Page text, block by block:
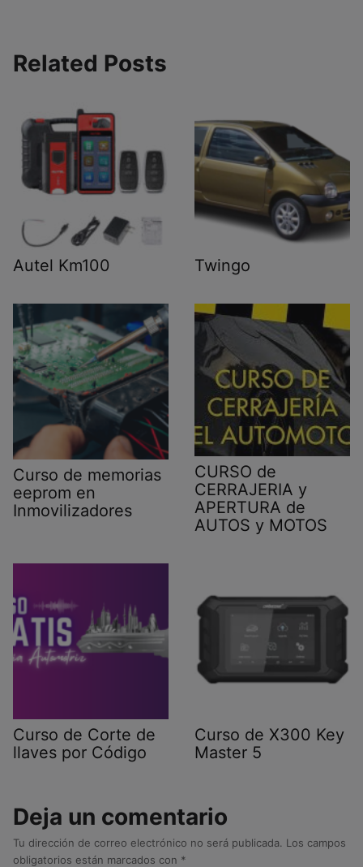
Related Posts
Autel Km100 Twingo
Curso de memorias
eeprom en
Inmovilizadores
CURSO de
CERRAJERIA y
APERTURA de
AUTOS y MOTOS
Curso de Corte de
llaves por Código
Curso de X300 Key
Master 5
Deja un comentario
Tu dirección de correo electrónico no será publicada. Los campos
obligatorios están marcados con *